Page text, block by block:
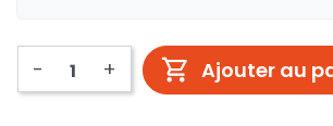
- + Ajouter au